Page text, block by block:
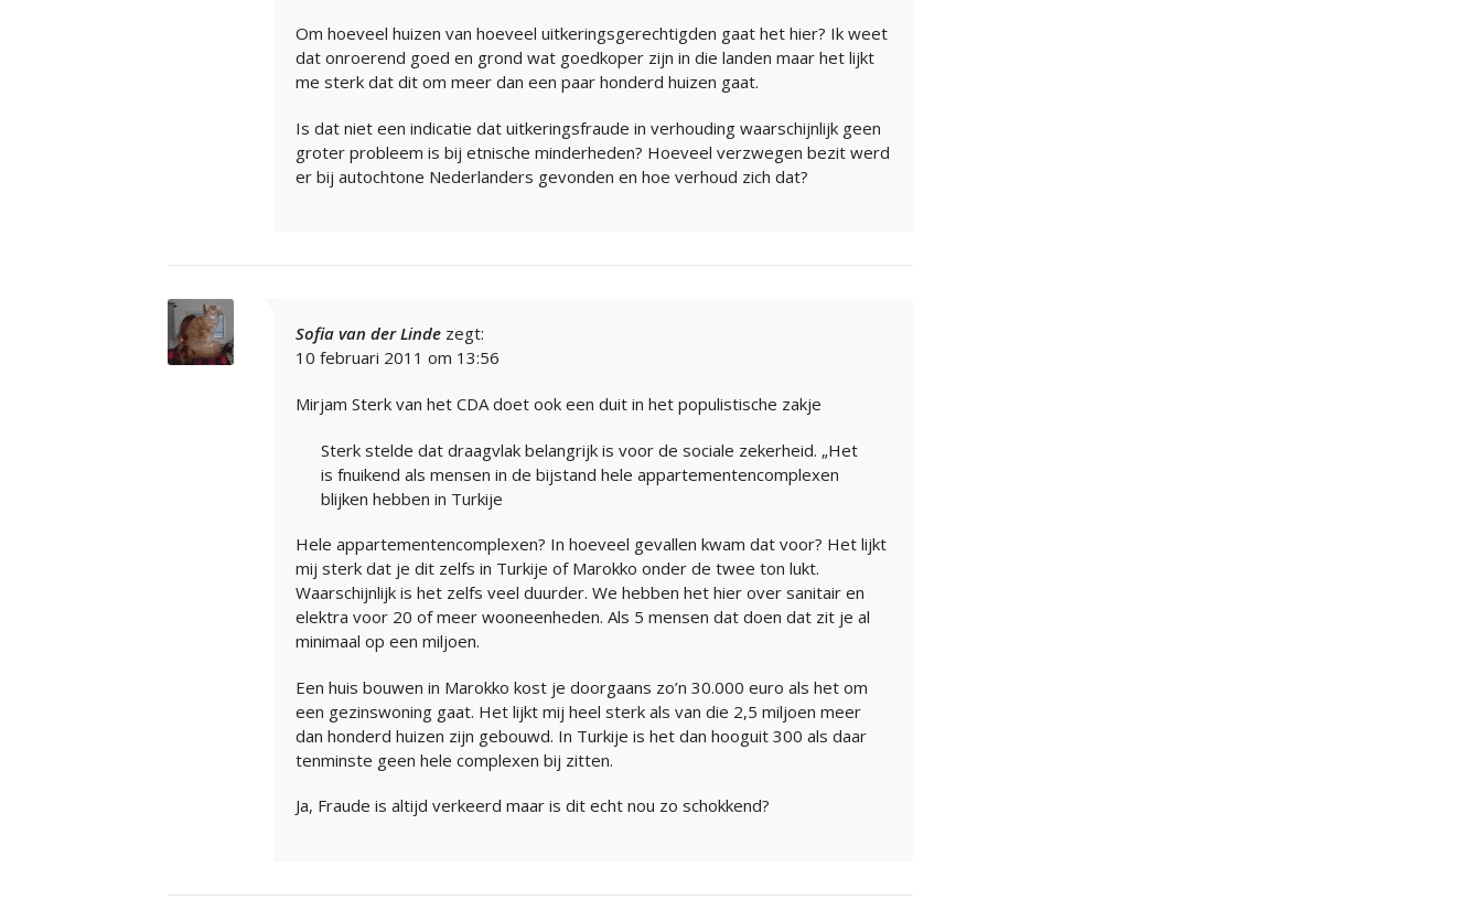
Om hoeveel huizen van hoeveel uitkeringsgerechtigden gaat het hier? Ik weet
dat onroerend goed en grond wat goedkoper zijn in die landen maar het lijkt
me sterk dat dit om meer dan een paar honderd huizen gaat.
Is dat niet een indicatie dat uitkeringsfraude in verhouding waarschijnlijk geen
groter probleem is bij etnische minderheden? Hoeveel verzwegen bezit werd
er bij autochtone Nederlanders gevonden en hoe verhoud zich dat?
Sofia van der Linde zegt:
10 februari 2011 om 13:56
Mirjam Sterk van het CDA doet ook een duit in het populistische zakje
Sterk stelde dat draagvlak belangrijk is voor de sociale zekerheid. „Het
is fnuikend als mensen in de bijstand hele appartementencomplexen
blijken hebben in Turkije
Hele appartementencomplexen? In hoeveel gevallen kwam dat voor? Het lijkt
mij sterk dat je dit zelfs in Turkije of Marokko onder de twee ton lukt.
Waarschijnlijk is het zelfs veel duurder. We hebben het hier over sanitair en
elektra voor 20 of meer wooneenheden. Als 5 mensen dat doen dat zit je al
minimaal op een miljoen.
Een huis bouwen in Marokko kost je doorgaans zo’n 30.000 euro als het om
een gezinswoning gaat. Het lijkt mij heel sterk als van die 2,5 miljoen meer
dan honderd huizen zijn gebouwd. In Turkije is het dan hooguit 300 als daar
tenminste geen hele complexen bij zitten.
Ja, Fraude is altijd verkeerd maar is dit echt nou zo schokkend?